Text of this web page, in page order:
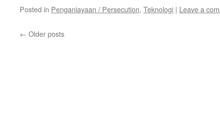
Posted in Penganiayaan / Persecution, Teknologi | Leave a
← Older posts